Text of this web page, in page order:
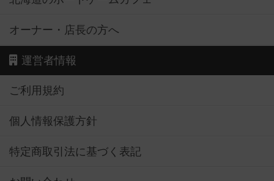
オーナー・店長の方へ
運営者情報
ご利用規約
個人情報保護方針
特定商取引法に基づく表記